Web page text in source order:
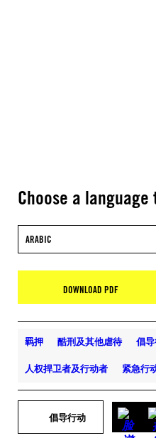
Choose a
ARABIC
DOWNLOAD PDF
羁押 酷刑及其他虐待 倡
人权捍卫者及行动者 紧急行
倡导行动